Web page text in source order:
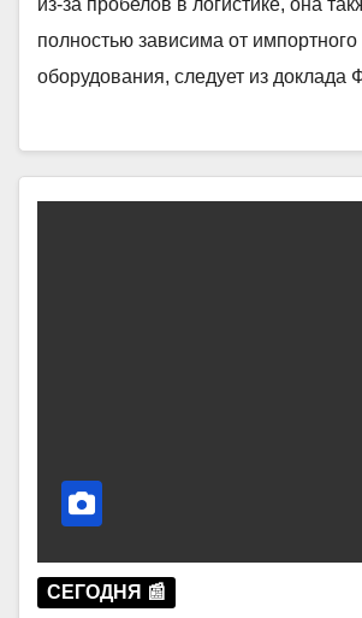
из-за пробелов в логистике, она
полностью зависима от
оборудования, следует из доклада
СЕГОДНЯ 📰